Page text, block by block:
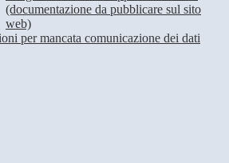
(documentazione da pubblicare sul sito
web)
per mancata comunicazione dei dati